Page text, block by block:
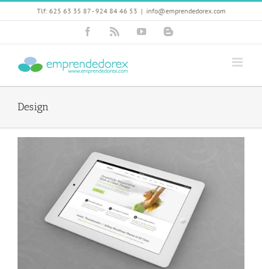
Skip
Tlf: 625 63 35 87 - 924 84 46 53 | info@emprendedorex.com
Facebook YouTubeBlogger
Design